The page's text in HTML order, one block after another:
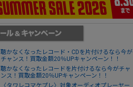
聴かなくなったレコード・CDを片付けるなら今が
チャンス！買取金額20％UPキャンペーン！！
聴かなくなったレコードを片付けるなら今がチャ
ンス！買取金額20％UPキャンペーン！！
〈タワレコマケプレ〉対象オーディオプレーヤー